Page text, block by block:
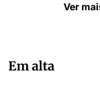
Ver
Em alta